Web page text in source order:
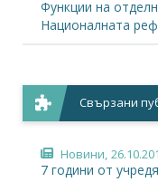
Функции на
Националната
Свързани
Новини,
7 години от